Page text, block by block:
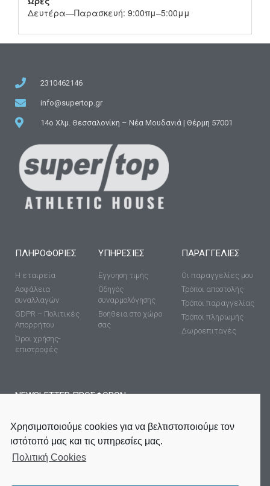
Δευτέρα—Παρασκευή: 9:00πμ–5:00μμ
2310462146
info@supertop.gr
14ο Χλμ. Θεσσαλονίκη – Νέα Μουδανιά | Θέρμη 57001
ΠΛΗΡΟΦΟΡΊΕΣ
Η εταιρεία
Ασφάλεια
συναλλαγών
GDPR – Πολιτικές
Απορρήτου
Όροι χρήσης-
επιστροφές
ΥΠΗΡΕΣΊΕΣ
Εγγύηση τιμής
Οδηγός
συναρμολόγησης
Βοήθεια στο χώρο
σας
ΠΑΡΑΓΓΕΛΙΕΣ
Οι παραγγελίες μου
Τρόποι αποστολής
Τρόποι παραγγελίας
Τρόποι πληρωμής
Δωροεπιταγές
NEWSLETTER ΠΡΟΣΦΟΡΩΝ
Χρησιμοποιούμε cookies για να βελτιστοποιούμε τον
ιστότοπό μας και τις υπηρεσίες μας.
Πολιτική Cookies